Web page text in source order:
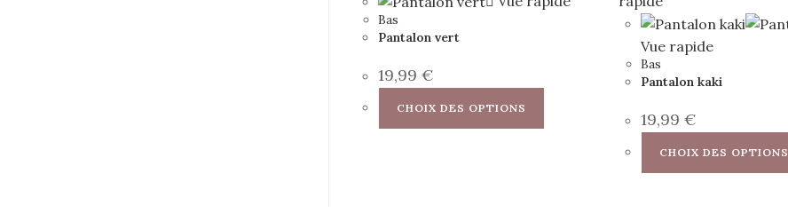
Bas
Pantalon vert
19,99 €
CHOIX DES OPTIONS
Vue rapide
Bas
Pantalon kaki
19,99 €
CHOIX DES OPTIONS